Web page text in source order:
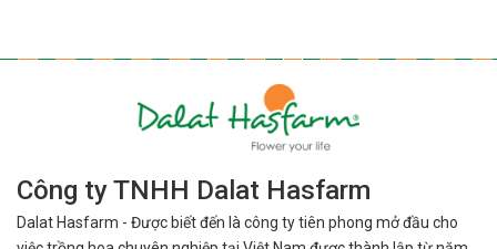
Công ty TNHH Dalat Hasfarm
Dalat Hasfarm - Được biết đến là công ty tiên phong mở đầu cho